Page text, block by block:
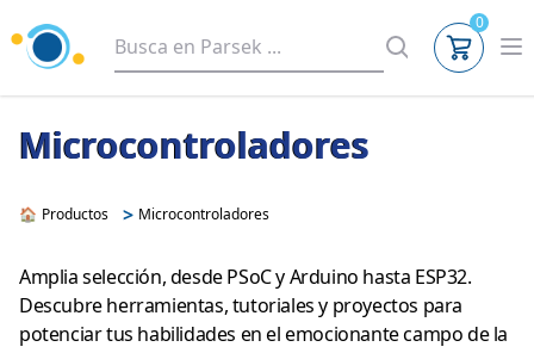
0
Microcontroladores
🏠 Productos > Microcontroladores
Amplia selección, desde PSoC y Arduino hasta ESP32.
Descubre herramientas, tutoriales y proyectos para
potenciar tus habilidades en el emocionante campo de la